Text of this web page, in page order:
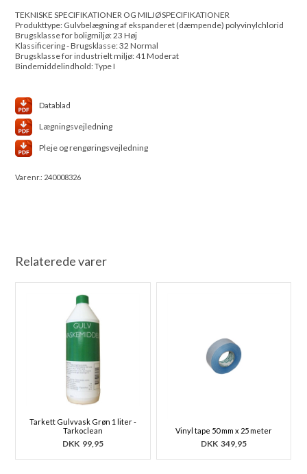
TEKNISKE SPECIFIKATIONER OG MILJØSPECIFIKATIONER
Produkttype: Gulvbelægning af ekspanderet (dæmpende) polyvinylchlorid
Brugsklasse for boligmiljø: 23 Høj
Klassificering - Brugsklasse: 32 Normal
Brugsklasse for industrielt miljø: 41 Moderat
Bindemiddelindhold: Type I
Datablad
Lægningsvejledning
Pleje og rengøringsvejledning
Varenr.: 240008326
Relaterede varer
Tarkett Gulvvask Grøn 1 liter -
Tarkoclean
DKK 99,95
Vinyl tape 50 mm x 25 meter
DKK349,95